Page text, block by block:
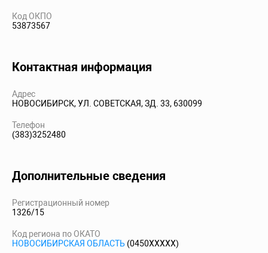
Код ОКПО
53873567
Контактная информация
Адрес
НОВОСИБИРСК, УЛ. СОВЕТСКАЯ, ЗД. 33, 630099
Телефон
(383)3252480
Дополнительные сведения
Регистрационный номер
1326/15
Код региона по ОКАТО
НОВОСИБИРСКАЯ ОБЛАСТЬ (0450XXXXX)